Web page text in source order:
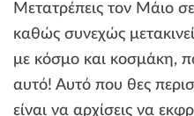
Μετατρέπεις τον Μάιο
καθώς συνεχώς
με κόσμο και κοσμάκη,
αυτό! Αυτό που θες
είναι να αρχίσεις να